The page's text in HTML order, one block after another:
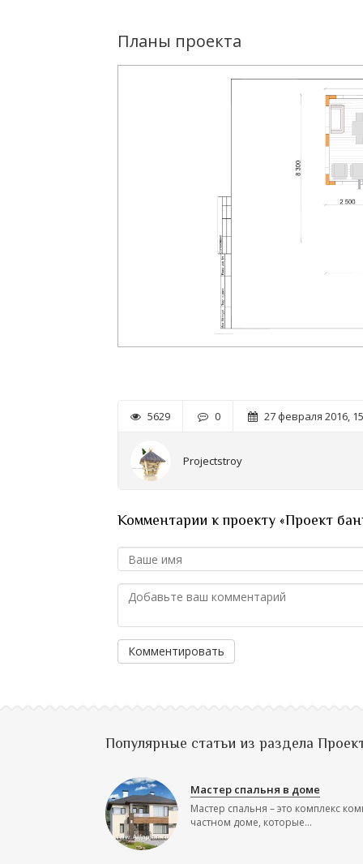
Планы проекта
5629 0 27 февраля 2016,
Projectstroy
Комментарии к проекту «Проект
Комментировать
Популярные статьи из раздела
Мастер спальня в доме
Мастер спальня – это комплекс
частном доме, которые...